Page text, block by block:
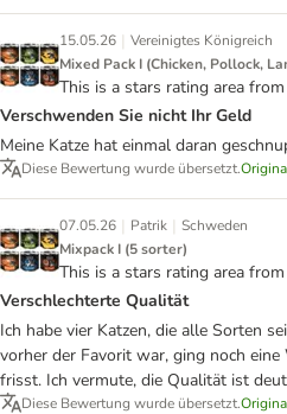
15.05.26 | Vereinigtes Königreich
Mixed Pack I (Chicken, Pollock,
This is a stars rating area
Verschwenden Sie nicht Ihr Geld
Meine Katze hat einmal daran
Diese Bewertung wurde übersetzt.
07.05.26 | Patrik | Schweden
Mixpack I (5 sorter)
This is a stars rating area
Verschlechterte Qualität
Ich habe vier Katzen, die alle Sorten
vorher der Favorit war, ging noch
frisst. Ich vermute, die Qualität ist
Diese Bewertung wurde übersetzt.